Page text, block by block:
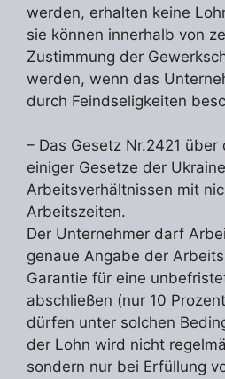
werden, erhalten keine
sie können innerhalb von
Zustimmung der
werden, wenn das
durch Feindseligkeiten
– Das Gesetz Nr.2421 über
einiger Gesetze der
Arbeitsverhältnissen mit
Arbeitszeiten.
Der Unternehmer darf
genaue Angabe der
Garantie für eine
abschließen (nur 10
dürfen unter solchen
der Lohn wird nicht
sondern nur bei Erfüllung